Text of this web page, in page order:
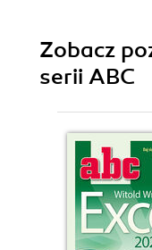
Zobacz
serii ABC